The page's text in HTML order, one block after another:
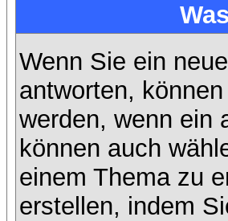
Wenn Sie ein
antworten,
werden, wenn ein
können auch
einem Thema zu
erstellen, indem